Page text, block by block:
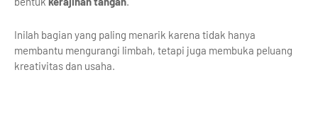
Inilah bagian yang paling menarik karena tidak hanya
membantu mengurangi limbah, tetapi juga membuka peluang
kreativitas dan usaha.